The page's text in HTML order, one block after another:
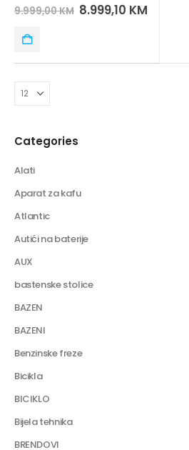
9.999,00KM 8.999,10 KM
Categories
Alati
Aparat za kafu
Atlantic
Autići na baterije
AUX
bastenske stolice
BAZEN
BAZENI
Benzinske freze
Bicikla
BICIKLO
Bijela tehnika
BRENDOVI